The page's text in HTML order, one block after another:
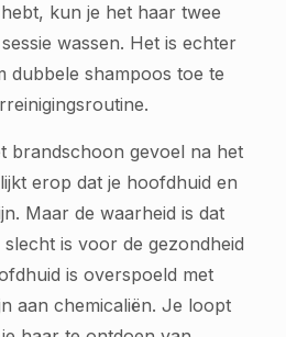
kun je het haar twee
wassen. Het is echter
dubbele shampoos toe te
brandschoon gevoel na het
erop dat je hoofdhuid en
Maar de waarheid is dat
is voor de gezondheid
is overspoeld met
aan chemicaliën. Je loopt